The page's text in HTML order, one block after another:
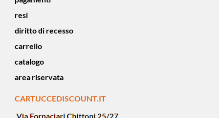
resi
diritto di recesso
carrello
catalogo
area riservata
CARTUCCEDISCOUNT.IT